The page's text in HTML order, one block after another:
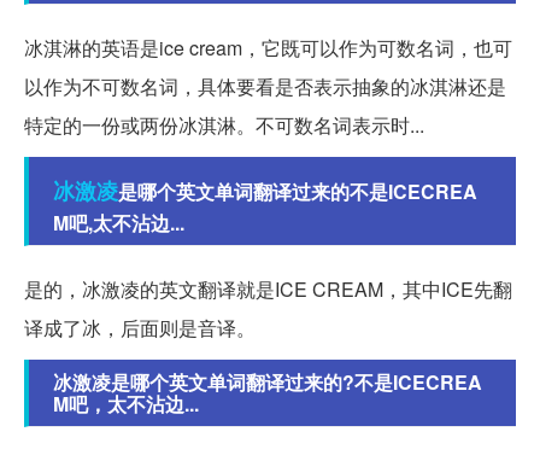
冰淇淋的英语是ice cream，它既可以作为可数名词，也可
以作为不可数名词，具体要看是否表示抽象的冰淇淋还是
特定的一份或两份冰淇淋。不可数名词表示时...
冰激凌是哪个英文单词翻译过来的不是ICECREA
M吧,太不沾边...
是的，冰激凌的英文翻译就是ICE CREAM，其中ICE先翻
译成了冰，后面则是音译。
冰激凌是哪个英文单词翻译过来的?不是ICECREA
M吧，太不沾边...